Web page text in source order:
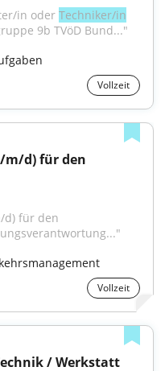
in oder Techniker/in
9b TVöD Bund..."
Vollzeit
m/d) für den
d) für den
Vollzeit
/ Werkstatt